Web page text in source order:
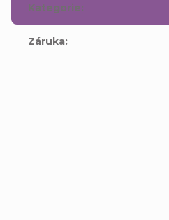
Kategorie:
Záruka: